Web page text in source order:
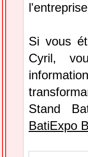
Si vous
Cyril,
Stand
BatiExpo